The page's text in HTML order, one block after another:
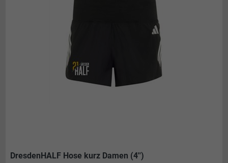
DresdenHALF Hose kurz Damen (4'')